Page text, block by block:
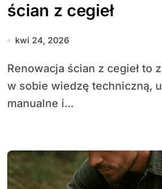
ścian z cegieł
kwi 24, 2026
Renowacja ścian z cegieł to zadanie, które łączy
w sobie wiedzę techniczną,
manualne i...